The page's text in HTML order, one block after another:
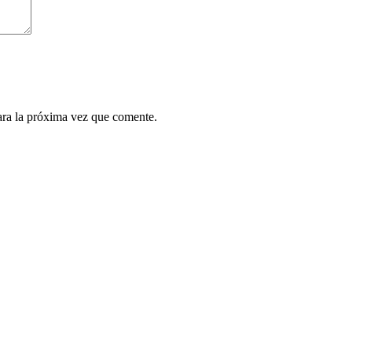
la próxima vez que comente.